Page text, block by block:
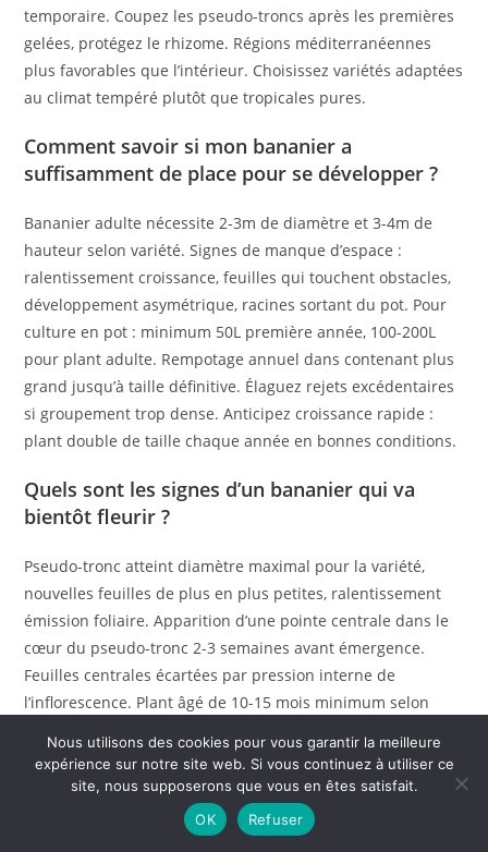
temporaire. Coupez les pseudo-troncs après les premières
gelées, protégez le rhizome. Régions méditerranéennes
plus favorables que l’intérieur. Choisissez variétés adaptées
au climat tempéré plutôt que tropicales pures.
Comment savoir si mon bananier a
suffisamment de place pour se développer ?
Bananier adulte nécessite 2-3m de diamètre et 3-4m de
hauteur selon variété. Signes de manque d’espace :
ralentissement croissance, feuilles qui touchent obstacles,
développement asymétrique, racines sortant du pot. Pour
culture en pot : minimum 50L première année, 100-200L
pour plant adulte. Rempotage annuel dans contenant plus
grand jusqu’à taille définitive. Élaguez rejets excédentaires
si groupement trop dense. Anticipez croissance rapide :
plant double de taille chaque année en bonnes conditions.
Quels sont les signes d’un bananier qui va
bientôt fleurir ?
Pseudo-tronc atteint diamètre maximal pour la variété,
nouvelles feuilles de plus en plus petites, ralentissement
émission foliaire. Apparition d’une pointe centrale dans le
cœur du pseudo-tronc 2-3 semaines avant émergence.
Feuilles centrales écartées par pression interne de
l’inflorescence. Plant âgé de 10-15 mois minimum selon
sur reproduction. Surveillance quotidienne nécessaire pour
observer émergence du régime entre les feuilles centrales.
Comment multiplier rapidement un bananier
Nous utilisons des cookies pour vous garantir la meilleure
expérience sur notre site web. Si vous continuez à utiliser ce
site, nous supposerons que vous en êtes satisfait.
OK
Refuser